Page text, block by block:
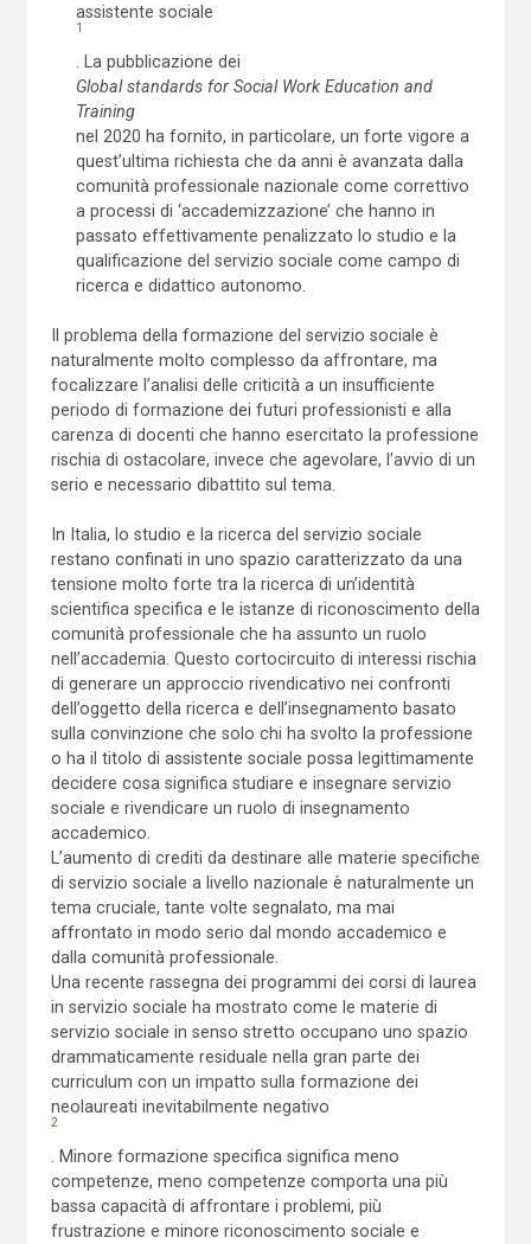
assistente sociale
1
. La pubblicazione dei
Global standards for Social Work Education and
Training
nel 2020 ha fornito, in particolare, un forte vigore a
quest’ultima richiesta che da anni è avanzata dalla
comunità professionale nazionale come correttivo
a processi di ‘accademizzazione’ che hanno in
passato effettivamente penalizzato lo studio e la
qualificazione del servizio sociale come campo di
ricerca e didattico autonomo.
Il problema della formazione del servizio sociale è
naturalmente molto complesso da affrontare, ma
focalizzare l’analisi delle criticità a un insufficiente
periodo di formazione dei futuri professionisti e alla
carenza di docenti che hanno esercitato la professione
rischia di ostacolare, invece che agevolare, l’avvio di un
serio e necessario dibattito sul tema.
In Italia, lo studio e la ricerca del servizio sociale
restano confinati in uno spazio caratterizzato da una
tensione molto forte tra la ricerca di un’identità
scientifica specifica e le istanze di riconoscimento della
comunità professionale che ha assunto un ruolo
nell’accademia. Questo cortocircuito di interessi rischia
di generare un approccio rivendicativo nei confronti
dell’oggetto della ricerca e dell’insegnamento basato
sulla convinzione che solo chi ha svolto la professione
o ha il titolo di assistente sociale possa legittimamente
decidere cosa significa studiare e insegnare servizio
sociale e rivendicare un ruolo di insegnamento
accademico.
L’aumento di crediti da destinare alle materie specifiche
di servizio sociale a livello nazionale è naturalmente un
tema cruciale, tante volte segnalato, ma mai
affrontato in modo serio dal mondo accademico e
dalla comunità professionale.
Una recente rassegna dei programmi dei corsi di laurea
in servizio sociale ha mostrato come le materie di
servizio sociale in senso stretto occupano uno spazio
drammaticamente residuale nella gran parte dei
curriculum con un impatto sulla formazione dei
neolaureati inevitabilmente negativo
2
. Minore formazione specifica significa meno
competenze, meno competenze comporta una più
bassa capacità di affrontare i problemi, più
frustrazione e minore riconoscimento sociale e